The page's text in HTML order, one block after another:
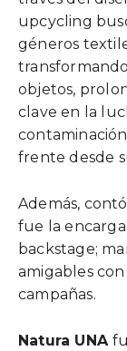
upcycling
géneros
objetos,
clave en la
frente desde
Además,
fue la
backstage;
amigables
campañas.
Natura UNA